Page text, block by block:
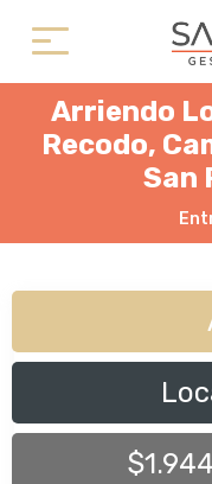
Arriendo
Recodo,
San